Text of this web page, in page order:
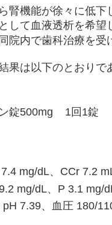
腎機能が徐々に低下
して血液透析を希望
院内で歯科治療を
果は以下のとおりで
錠500mg 1回1錠
mg/dL、CCr 7.2
mg/dL、P 3.1 mg/
7.39、血圧 180/